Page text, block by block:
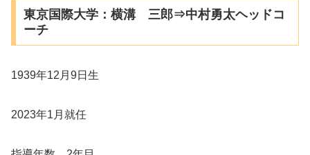
東京国際大学：横溝 三郎⇒中村勇太ヘッドコ
ーチ
1939年12月9日生
2023年1月就任